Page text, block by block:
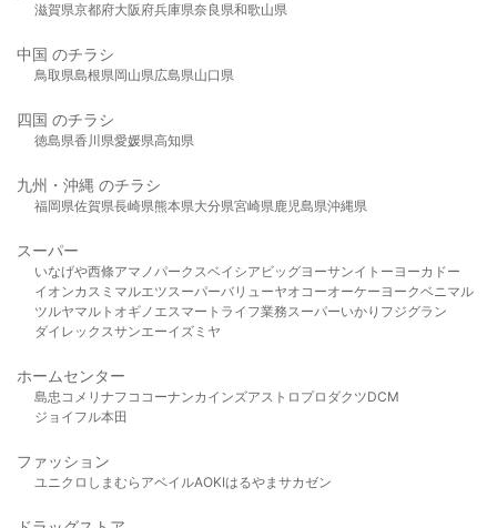
滋賀県京都府大阪府兵庫県奈良県和歌山県
中国 のチラシ
鳥取県島根県岡山県広島県山口県
四国 のチラシ
徳島県香川県愛媛県高知県
九州・沖縄 のチラシ
福岡県佐賀県長崎県熊本県大分県宮崎県鹿児島県沖縄県
スーパー
いなげや西條アマノパークスベイシア ビッグヨーサンイトーヨーカドー
イオンカスミ マルエツスーパーバリューヤオコーオーケー ヨークベニマル
ツルヤマルト オギノ エスマート ライフ業務スーパーいかり フジグラン
ダイレックスサンエーイズミヤ
ホームセンター
島忠 コメリ ナフコ コーナンカインズアストロプロダクツDCM
ジョイフル本田
ファッション
ユニクロ しまむら アベイルAOKIはるやま サカゼン